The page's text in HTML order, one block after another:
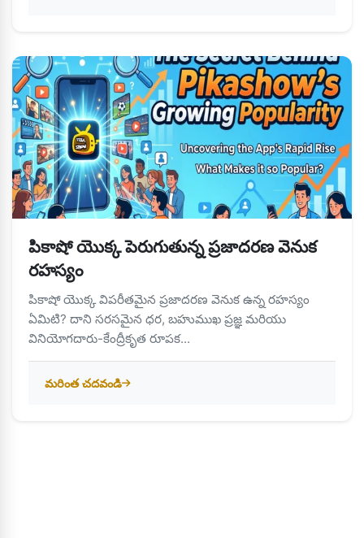
పికాషో యొక్క పెరుగుతున్న ప్రజాదరణ వెనుక
రహస్యం
పికాషో యొక్క విపరీతమైన ప్రజాదరణ వెనుక ఉన్న రహస్యం
ఏమిటి? దాని సరసమైన ధర, బహుముఖ ప్రజ్ఞ మరియు
వినియోగదారు-కేంద్రీకృత రూపక...
మరింత చదవండి